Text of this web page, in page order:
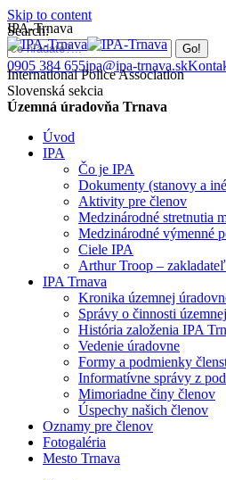
Skip to content
Search:
0905 384 655ipa@ipa-trnava.sk
IPA-Trnava
International Police Association
Slovenská sekcia
Územná úradovňa Trnava
Úvod
IPA
Čo je IPA
Dokumenty (stanovy a
Aktivity pre členov
Medzinárodné stretnutia
Medzinárodné výmenné
Ciele IPA
Arthur Troop –
IPA Trnava
Kronika územnej
Správy o činnosti
História založenia IPA
Vedenie úradovne
Formy a podmienky
Informatívne správy z
Mimoriadne činy členov
Úspechy našich členov
Oznamy pre členov
Fotogaléria
Mesto Trnava